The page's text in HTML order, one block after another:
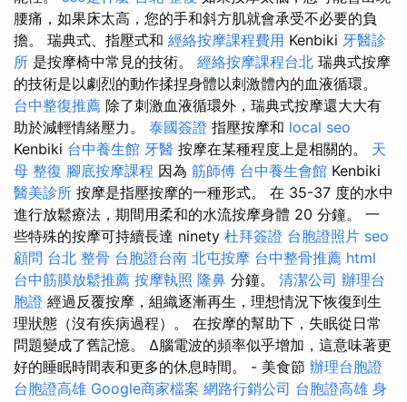
腰痛，如果床太高，您的手和斜方肌就會承受不必要的負
擔。 瑞典式、指壓式和 經絡按摩課程費用 Kenbiki 牙醫診
所 是按摩椅中常見的技術。 經絡按摩課程台北 瑞典式按摩
的技術是以劇烈的動作揉捏身體以刺激體內的血液循環。
台中整復推薦 除了刺激血液循環外，瑞典式按摩還大大有
助於減輕情緒壓力。 泰國簽證 指壓按摩和 local seo
Kenbiki 台中養生館 牙醫 按摩在某種程度上是相關的。 天
母 整復 腳底按摩課程 因為 筋師傅 台中養生會館 Kenbiki
醫美診所 按摩是指壓按摩的一種形式。 在 35-37 度的水中
進行放鬆療法，期間用柔和的水流按摩身體 20 分鐘。 一
些特殊的按摩可持續長達 ninety 杜拜簽證 台胞證照片 seo
顧問 台北 整骨 台胞證台南 北屯按摩 台中整骨推薦 html
台中筋膜放鬆推薦 按摩執照 隆鼻 分鐘。 清潔公司 辦理台
胞證 經過反覆按摩，組織逐漸再生，理想情況下恢復到生
理狀態（沒有疾病過程）。 在按摩的幫助下，失眠從日常
問題變成了舊記憶。 Δ腦電波的頻率似乎增加，這意味著更
好的睡眠時間表和更多的休息時間。 - 美食節 辦理台胞證
台胞證高雄 Google商家檔案 網路行銷公司 台胞證高雄 身